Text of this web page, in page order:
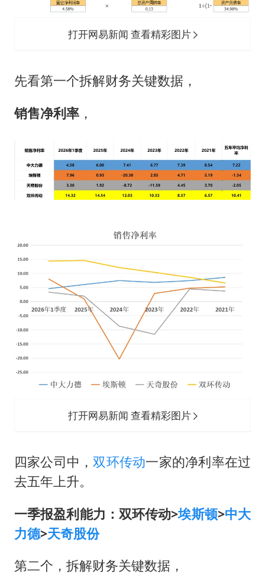
打开网易新闻 查看精彩图片
先看第一个拆解财务关键数据，
销售净利率，
打开网易新闻 查看精彩图片
四家公司中，双环传动一家的净利率在过
去五年上升。
一季报盈利能力：双环传动>埃斯顿>中大
力德>天奇股份
第二个，拆解财务关键数据，